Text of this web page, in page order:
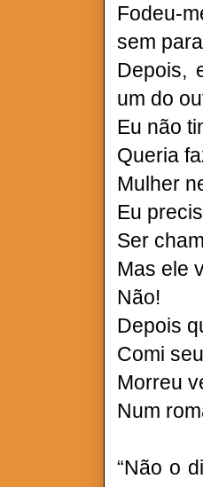
Fodeu-
sem
Depois,
um do
Eu não
Queria
Mulher
Eu
Ser
Mas ele
Não!
Depois
Comi
Morreu
Num
“Não o